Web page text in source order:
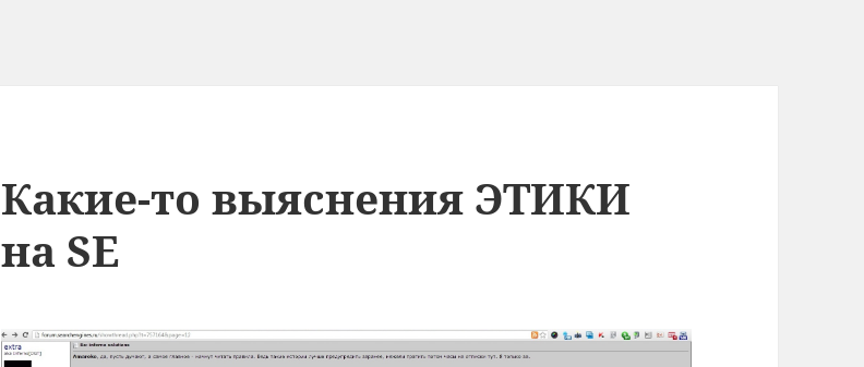
Какие-то выяснения ЭТИКИ
на SE